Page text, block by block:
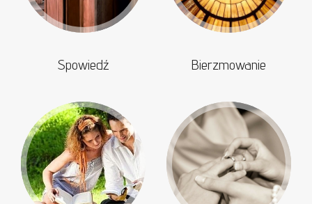
Spowiedź Bierzmowanie